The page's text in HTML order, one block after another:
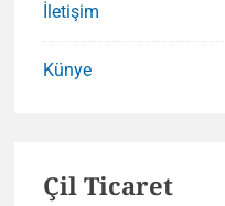
İletişim
Künye
Çil Ticaret